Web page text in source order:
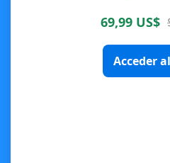
69,99 US$
Acceder